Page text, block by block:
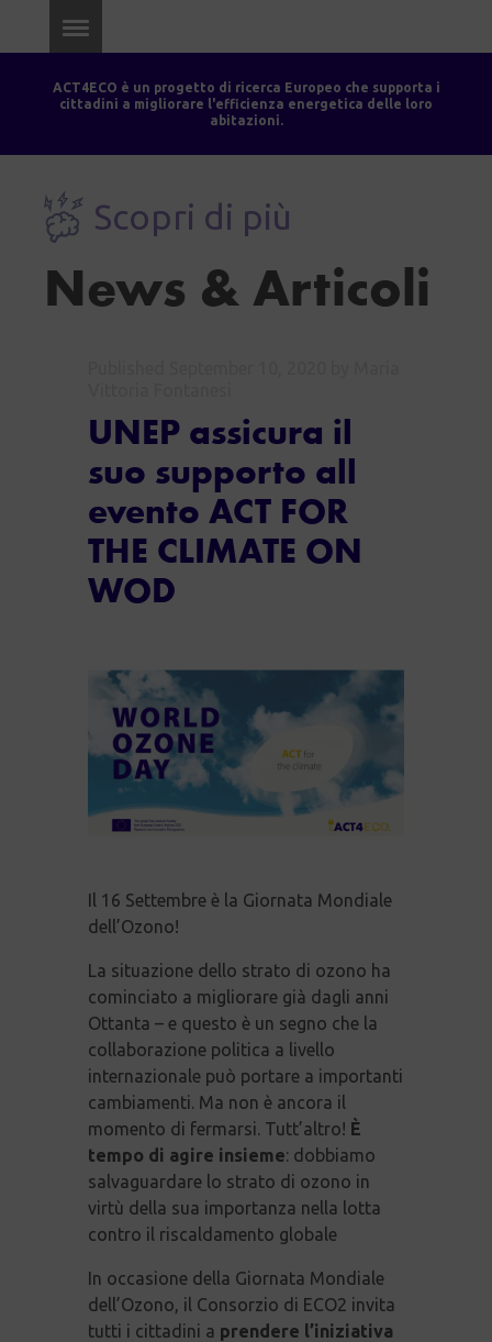
ACT4ECO è un progetto di ricerca Europeo che supporta i
cittadini a migliorare l'efficienza energetica delle loro
abitazioni.
Scopri di più
News & Articoli
UNEP assicura il
suo supporto all
evento ACT FOR
THE CLIMATE ON
WOD
Il 16 Settembre è la Giornata Mondiale
dell’Ozono!
La situazione dello strato di ozono ha
cominciato a migliorare già dagli anni
Ottanta – e questo è un segno che la
collaborazione politica a livello
internazionale può portare a importanti
cambiamenti. Ma non è ancora il
momento di fermarsi. Tutt’altro! È
tempo di agire insieme: dobbiamo
salvaguardare lo strato di ozono in
virtù della sua importanza nella lotta
contro il riscaldamento globale
In occasione della Giornata Mondiale
dell’Ozono, il Consorzio di ECO2 invita
tutti i cittadini a prendere l’iniziativa